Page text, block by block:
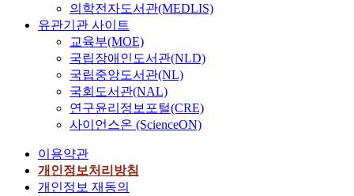
의학전자도서관(MEDLIS)
유관기관 사이트
교육부(MOE)
국립장애인도서관(NLD)
국립중앙도서관(NL)
국회도서관(NAL)
연구윤리정보포털(CRE)
사이언스온 (ScienceON)
이용약관
개인정보처리방침
개인정보 재동의